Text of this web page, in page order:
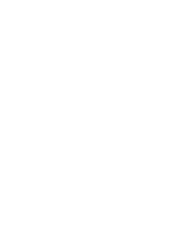
täglichen Tauchausfahrten im
der kleinen und auch
auf unseren